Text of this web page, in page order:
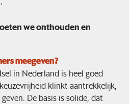
we onthouden en
meegeven?
in Nederland is heel goed
klinkt aantrekkelijk,
De basis is solide, dat